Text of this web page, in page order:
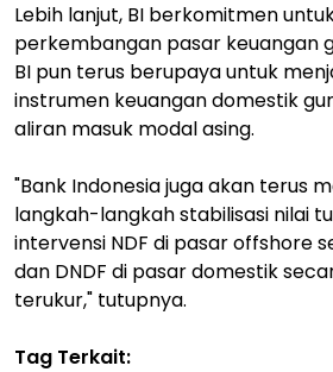
Lebih lanjut, BI berkomitmen
perkembangan pasar keuangan
BI pun terus berupaya untuk
instrumen keuangan domestik
aliran masuk modal asing.
"Bank Indonesia juga akan terus
langkah-langkah stabilisasi nilai
intervensi NDF di pasar offshore
dan DNDF di pasar domestik
terukur," tutupnya.
Tag Terkait: